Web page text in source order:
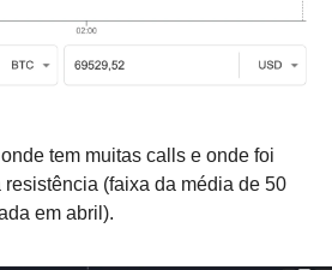
tem muitas calls e onde foi
(faixa da média de 50
em abril).